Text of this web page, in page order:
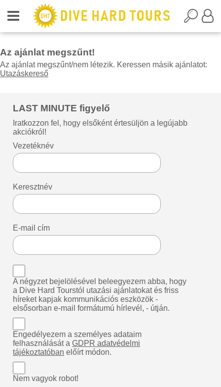
Az ajánlat megszűnt!
Az ajánlat megszűnt/nem létezik. Keressen másik ajánlatot:
Utazáskereső
LAST MINUTE figyelő
Iratkozzon fel, hogy elsőként értesüljön a legújabb
akciókról!
Vezetéknév
Keresztnév
E-mail cím
A négyzet bejelölésével beleegyezem abba, hogy
a Dive Hard Tourstól utazási ajánlatokat és friss
híreket kapjak kommunikációs eszközök -
elsősorban e-mail formátumú hírlevél, - útján.
Engedélyezem a személyes adataim
felhasználását aGDPR adatvédelmi
tájékoztatóban előírt módon.
Nem vagyok robot!